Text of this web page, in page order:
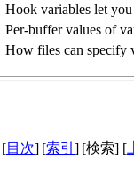
Hook variables let
Per-buffer values of
How files can specify
[目次] [索引 ] [検索] [